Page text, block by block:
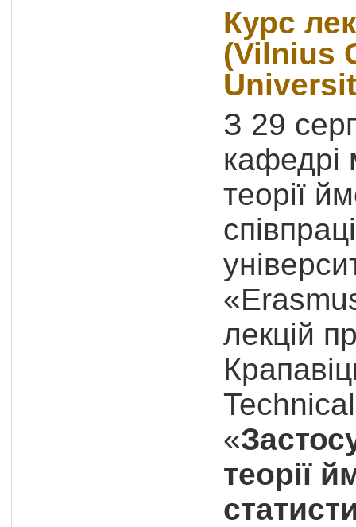
Курс
(Vilnius
З 29
кафедрі
теорії
лекцій
«
теорії